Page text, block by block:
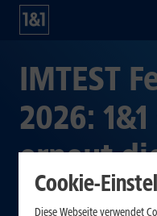
IMTEST
2026:
erneut
Cookie-
Diese Webseite verwendet